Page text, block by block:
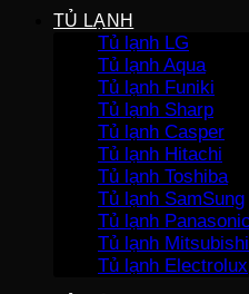
TỦ LẠNH
Tủ lạnh LG
Tủ lạnh Aqua
Tủ lạnh Funiki
Tủ lạnh Sharp
Tủ lạnh Casper
Tủ lạnh Hitachi
Tủ lạnh Toshiba
Tủ lạnh SamSung
Tủ lạnh Panasonic
Tủ lạnh Mitsubishi
Tủ lạnh Electrolux